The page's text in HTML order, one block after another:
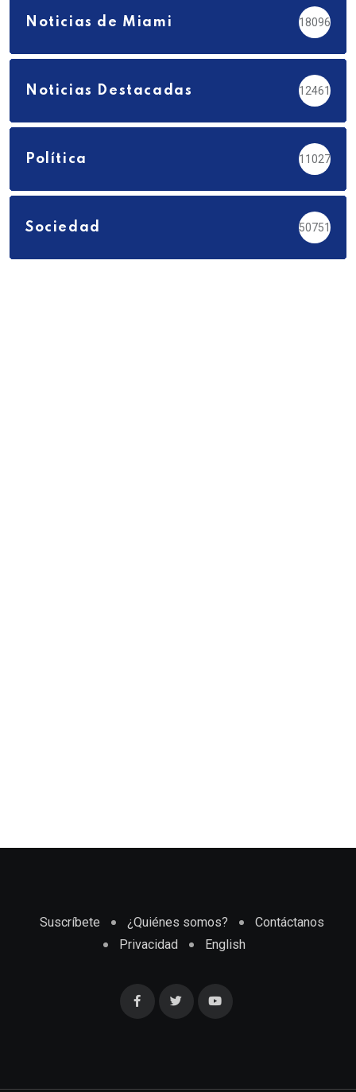
Noticias de Miami 18096
Noticias Destacadas 12461
Política 11027
Sociedad 50751
Suscríbete ¿Quiénes somos?
Contáctanos
Privacidad
English